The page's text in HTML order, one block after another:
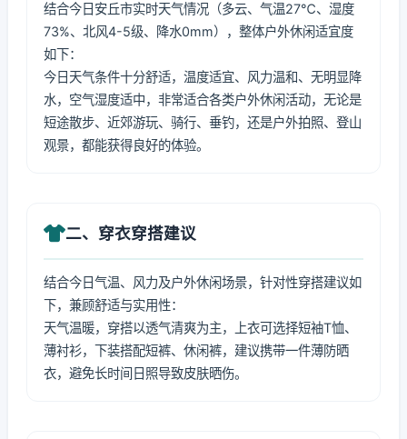
结合今日安丘市实时天气情况（多云、气温27℃、湿度
73%、北风4-5级、降水0mm），整体户外休闲适宜度
如下：
今日天气条件十分舒适，温度适宜、风力温和、无明显降
水，空气湿度适中，非常适合各类户外休闲活动，无论是
短途散步、近郊游玩、骑行、垂钓，还是户外拍照、登山
观景，都能获得良好的体验。
二、穿衣穿搭建议
结合今日气温、风力及户外休闲场景，针对性穿搭建议如
下，兼顾舒适与实用性：
天气温暖，穿搭以透气清爽为主，上衣可选择短袖T恤、
薄衬衫，下装搭配短裤、休闲裤，建议携带一件薄防晒
衣，避免长时间日照导致皮肤晒伤。